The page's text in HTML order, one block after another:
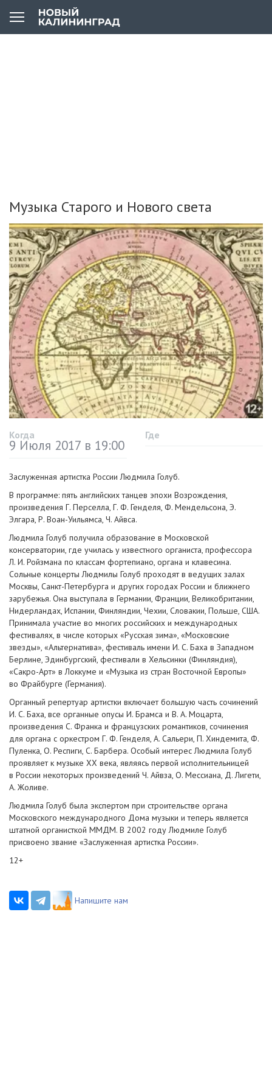
Музыка Старого и Нового света
Когда
9 Июля 2017 в 19:00
Где
Заслуженная артистка России Людмила Голуб.
В программе: пять английских танцев эпохи Возрождения,
произведения Г. Перселла, Г. Ф. Генделя, Ф. Мендельсона, Э.
Элгара, Р. Воан-Уильямса, Ч. Айвса.
Людмила Голуб получила образование в Московской
консерватории, где училась у известного органиста, профессора
Л. И. Ройзмана по классам фортепиано, органа и клавесина.
Сольные концерты Людмилы Голуб проходят в ведущих залах
Москвы, Санкт-Петербурга и других городах России и ближнего
зарубежья. Она выступала в Германии, Франции, Великобритании,
Нидерландах, Испании, Финляндии, Чехии, Словакии, Польше, США.
Принимала участие во многих российских и международных
фестивалях, в числе которых «Русская зима», «Московские
звезды», «Альтернатива», фестиваль имени И. С. Баха в Западном
Берлине, Эдинбургский, фестивали в Хельсинки (Финляндия),
«Сакро-Арт» в Локкуме и «Музыка из стран Восточной Европы»
во Фрайбурге (Германия).
Органный репертуар артистки включает большую часть сочинений
И. С. Баха, все органные опусы И. Брамса и В. А. Моцарта,
произведения С. Франка и французских романтиков, сочинения
для органа с оркестром Г. Ф. Генделя, А. Сальери, П. Хиндемита, Ф.
Пуленка, О. Респиги, С. Барбера. Особый интерес Людмила Голуб
проявляет к музыке ХХ века, являясь первой исполнительницей
в России некоторых произведений Ч. Айвза, О. Мессиана, Д. Лигети,
А. Жоливе.
Людмила Голуб была экспертом при строительстве органа
Московского международного Дома музыки и теперь является
штатной органисткой ММДМ. В 2002 году Людмиле Голуб
присвоено звание «Заслуженная артистка России».
12+
Напишите нам